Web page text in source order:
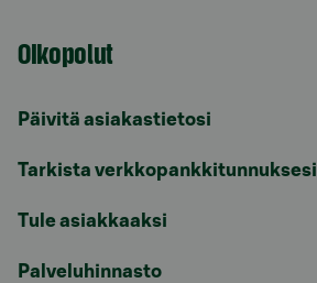
Oikopolut
Päivitä asiakastietosi
Tarkista verkkopankkitunnuksesi
Tule asiakkaaksi
Palveluhinnasto